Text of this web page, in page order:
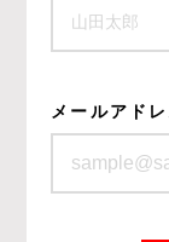
メールアドレ